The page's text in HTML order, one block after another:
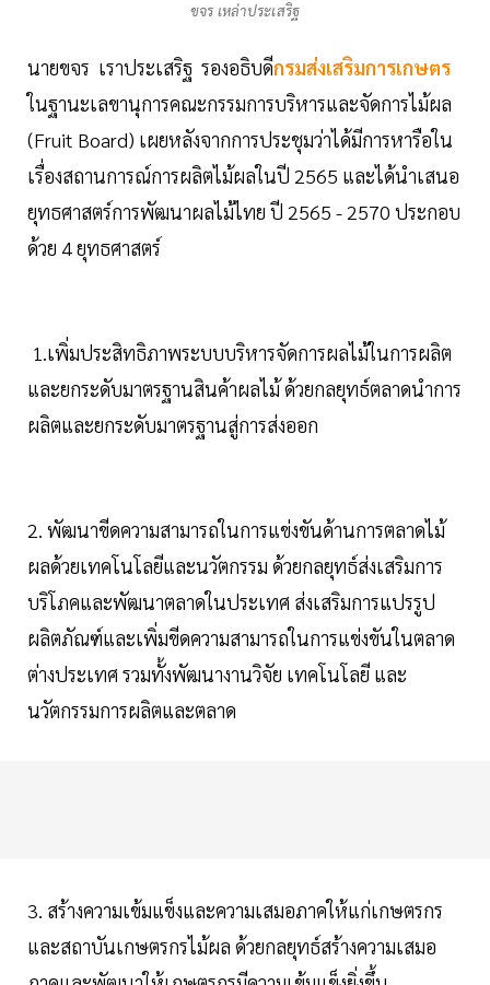
ขจร เหล่าประเสริฐ
นายขจร เราประเสริฐ รองอธิบดีกรมส่งเสริมการเกษตร
ในฐานะเลขานุการคณะกรรมการบริหารและจัดการไม้ผล
(Fruit Board) เผยหลังจากการประชุมว่าได้มีการหารือใน
เรื่องสถานการณ์การผลิตไม้ผลในปี 2565 และได้นำเสนอ
ยุทธศาสตร์การพัฒนาผลไม้ไทย ปี 2565 - 2570 ประกอบ
ด้วย 4 ยุทธศาสตร์
1.เพิ่มประสิทธิภาพระบบบริหารจัดการผลไม้ในการผลิต
และยกระดับมาตรฐานสินค้าผลไม้ ด้วยกลยุทธ์ตลาดนำการ
ผลิตและยกระดับมาตรฐานสู่การส่งออก
2. พัฒนาขีดความสามารถในการแข่งขันด้านการตลาดไม้
ผลด้วยเทคโนโลยีและนวัตกรรม ด้วยกลยุทธ์ส่งเสริมการ
บริโภคและพัฒนาตลาดในประเทศ ส่งเสริมการแปรรูป
ผลิตภัณฑ์และเพิ่มขีดความสามารถในการแข่งขันในตลาด
ต่างประเทศ รวมทั้งพัฒนางานวิจัย เทคโนโลยี และ
นวัตกรรมการผลิตและตลาด
3. สร้างความเข้มแข็งและความเสมอภาคให้แก่เกษตรกร
และสถาบันเกษตรกรไม้ผล ด้วยกลยุทธ์สร้างความเสมอ